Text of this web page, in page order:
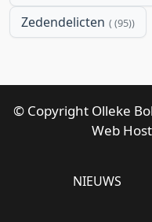
Zedendelicten (95)
© Copyright Olleke
Web
NIEUWS